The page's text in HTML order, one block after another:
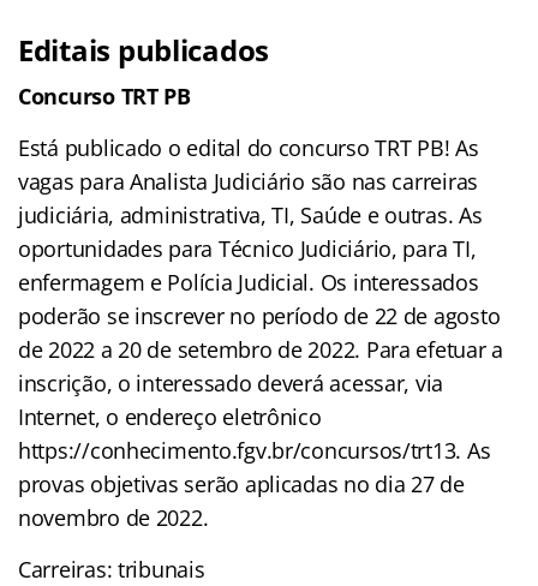
Editais publicados
Concurso TRT PB
Está publicado o edital do concurso TRT PB! As
vagas para Analista Judiciário são nas carreiras
judiciária, administrativa, TI, Saúde e outras. As
oportunidades para Técnico Judiciário, para TI,
enfermagem e Polícia Judicial. Os interessados
poderão se inscrever no período de 22 de agosto
de 2022 a 20 de setembro de 2022. Para efetuar a
inscrição, o interessado deverá acessar, via
Internet, o endereço eletrônico
https://conhecimento.fgv.br/concursos/trt13. As
provas objetivas serão aplicadas no dia 27 de
novembro de 2022.
Carreiras: tribunais